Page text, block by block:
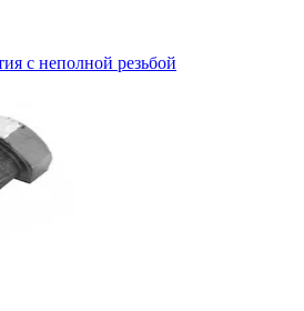
с неполной резьбой